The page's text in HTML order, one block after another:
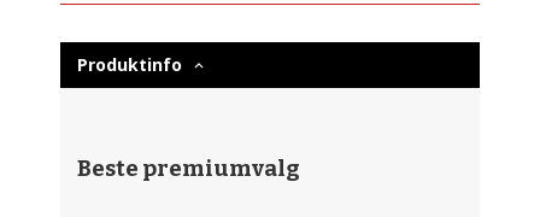
Produktinfo
Beste premiumvalg